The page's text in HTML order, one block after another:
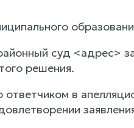
суд <адрес>
решения.
в